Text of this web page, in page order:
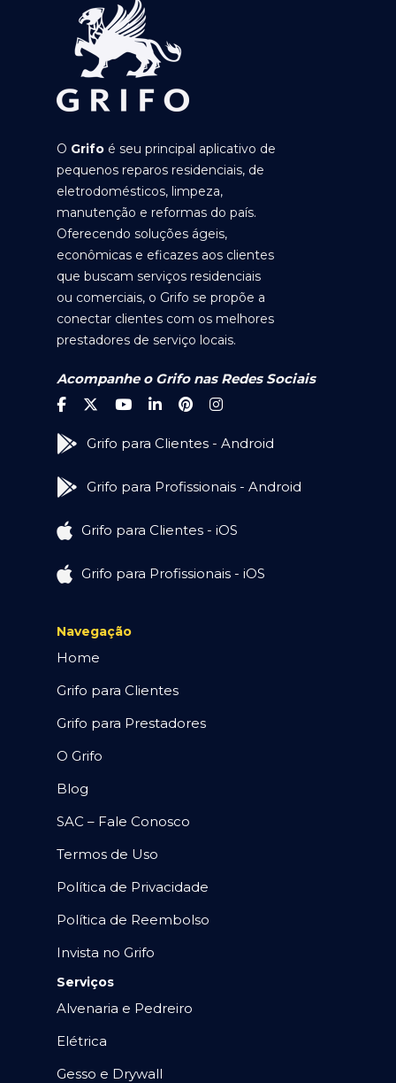
O Grifo é seu principal aplicativo de
pequenos reparos residenciais, de
eletrodomésticos, limpeza,
manutenção e reformas do país.
Oferecendo soluções ágeis,
econômicas e eficazes aos clientes
que buscam serviços residenciais
ou comerciais, o Grifo se propõe a
conectar clientes com os melhores
prestadores de serviço locais.
Acompanhe o Grifo nas Redes Sociais
Grifo para Clientes - Android
Grifo para Profissionais - Android
Grifo para Clientes - iOS
Grifo para Profissionais - iOS
Navegação
Home
Grifo para Clientes
Grifo para Prestadores
O Grifo
Blog
SAC – Fale Conosco
Termos de Uso
Política de Privacidade
Política de Reembolso
Invista no Grifo
Serviços
Alvenaria e Pedreiro
Elétrica
Gesso e Drywall